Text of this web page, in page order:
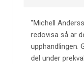
Michell
redovisa så är
upphandlingen.
del under